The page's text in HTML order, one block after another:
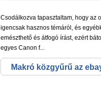
Csodálkozva tapasztaltam, hogy az
igencsak hasznos témáról, és
emészthető és átfogó írást, ezért
egyes Canon f...
Makró közgyűrű az